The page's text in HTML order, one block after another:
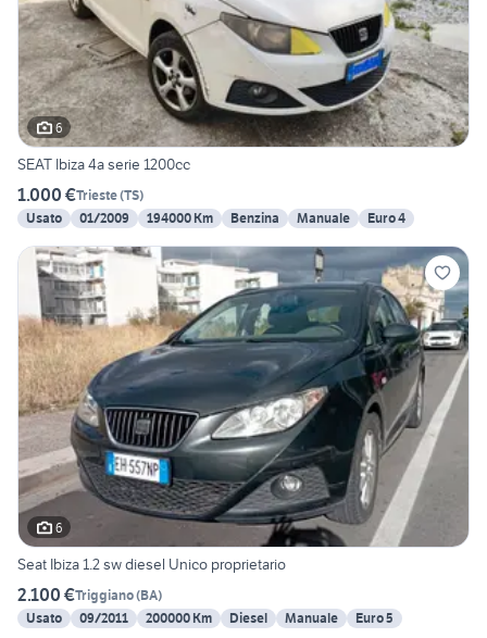
6
SEAT Ibiza 4a serie 1200cc
1.000 €Trieste(TS)
Usato
01/2009 194000 Km Benzina Manuale Euro 4
6
Seat Ibiza 1.2 sw diesel Unico proprietario
2.100 €Triggiano(BA)
Usato
09/2011 200000 Km Diesel Manuale Euro 5